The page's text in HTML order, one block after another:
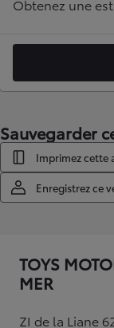
Obtenez une
Sauvegarder
Imprimez cette
Enregistrez ce
TOYS
MER
ZI de la Liane